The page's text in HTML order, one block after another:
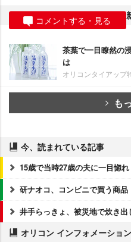
コメントする・見る
茶葉で一目瞭然の
は
オリコンタイアップ
も
今、読まれている記事
15歳で当時27歳の夫に一目惚れ
研ナオコ、コンビニで買う商品
井手らっきょ、被災地で炊き出
オリコン インフォメーション